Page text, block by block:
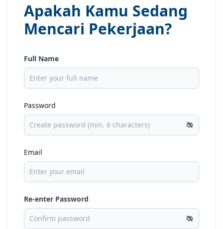
Apakah Kamu Sedang
Mencari Pekerjaan?
Full Name
Password
Email
Re-enter Password